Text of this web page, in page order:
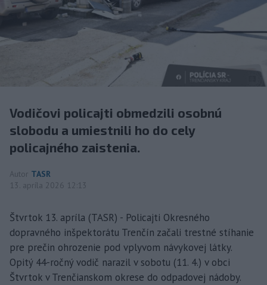
Vodičovi policajti obmedzili osobnú
slobodu a umiestnili ho do cely
policajného zaistenia.
Autor TASR
13. apríla 2026 12:13
Štvrtok 13. apríla (TASR) - Policajti Okresného
dopravného inšpektorátu Trenčín začali trestné stíhanie
pre prečin ohrozenie pod vplyvom návykovej látky.
Opitý 44-ročný vodič narazil v sobotu (11. 4.) v obci
Štvrtok v Trenčianskom okrese do odpadovej nádoby.